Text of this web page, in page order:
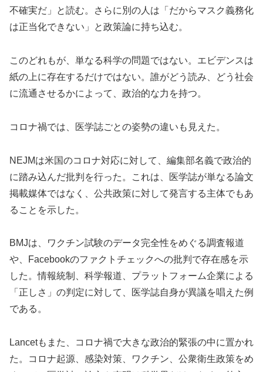
不確実だ」と読む。さらに別の人は「だからマスク義務化
は正当化できない」と政策論に持ち込む。
このどれもが、単なる科学の問題ではない。エビデンスは
紙の上に存在するだけではない。誰がどう読み、どう社会
に流通させるかによって、政治的な力を持つ。
コロナ禍では、医学誌ごとの姿勢の違いも見えた。
NEJMは米国のコロナ対応に対して、編集部名義で政治的
に踏み込んだ批判を行った。これは、医学誌が単なる論文
掲載媒体ではなく、公共政策に対して発言する主体でもあ
ることを示した。
BMJは、ワクチン試験のデータ完全性をめぐる調査報道
や、Facebookのファクトチェックへの批判で存在感を示
した。情報統制、科学報道、プラットフォーム企業による
「正しさ」の判定に対して、医学誌自身が異議を唱えた例
である。
Lancetもまた、コロナ禍で大きな政治的緊張の中に置かれ
た。コロナ起源、感染対策、ワクチン、公衆衛生政策をめ